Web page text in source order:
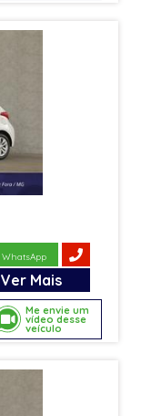
Me envie um
vídeo desse
veículo
WhatsApp
Ver Mais